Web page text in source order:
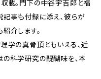
載。門下の中谷宇吉郎と福
事も付録に添え、彼らが
介します。
学の真骨頂ともいえる、近
科学研究の醍醐味を、本